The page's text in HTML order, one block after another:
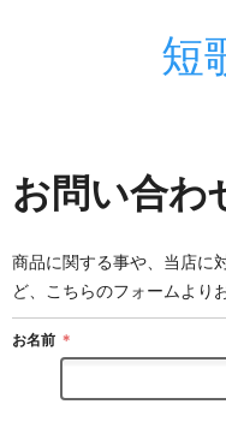
短
お問い合わ
商品に関する事や、当店に
ど、こちらのフォームより
お名前 ＊